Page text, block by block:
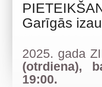
Garīgās
2025. gada
(otrdiena),
19:00.